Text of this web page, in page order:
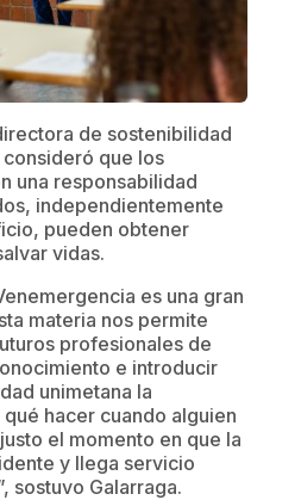
de sostenibilidad
que los
una responsabilidad
independientemente
pueden obtener
vidas.
es una gran
materia nos permite
profesionales de
e introducir
unimetana la
hacer cuando alguien
el momento en que la
y llega servicio
sostuvo Galarraga.